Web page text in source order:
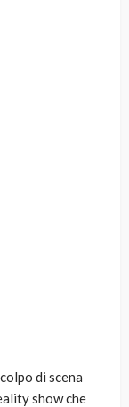
di scena
show che